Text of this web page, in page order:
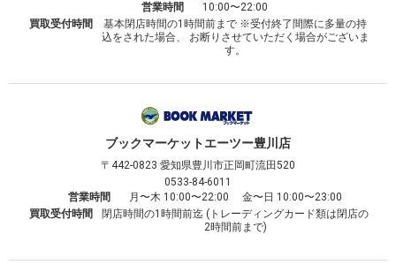
営業時間
10:00〜22:00
買取受付時間
基本閉店時間の1時間前まで ※受付終了間際に多量の持
込をされた場合、 お断りさせていただく場合がございま
す。
ブックマーケットエーツー豊川店
〒442-0823 愛知県豊川市正岡町流田520
0533-84-6011
営業時間
月〜木 10:00〜22:00 金〜日 10:00〜23:00
買取受付時間
閉店時間の1時間前迄 (トレーディングカード類は閉店の
2時間前まで)